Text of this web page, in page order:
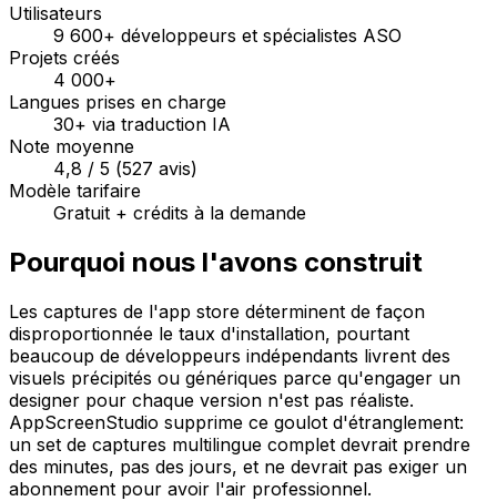
Utilisateurs
9 600+ développeurs et spécialistes ASO
Projets créés
4 000+
Langues prises en charge
30+ via traduction IA
Note moyenne
4,8 / 5 (527 avis)
Modèle tarifaire
Gratuit + crédits à la demande
Pourquoi nous l'avons construit
Les captures de l'app store déterminent de façon
disproportionnée le taux d'installation, pourtant
beaucoup de développeurs indépendants livrent des
visuels précipités ou génériques parce qu'engager un
designer pour chaque version n'est pas réaliste.
AppScreenStudio supprime ce goulot d'étranglement:
un set de captures multilingue complet devrait prendre
des minutes, pas des jours, et ne devrait pas exiger un
abonnement pour avoir l'air professionnel.